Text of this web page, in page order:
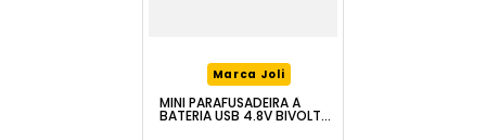
Marca Joli
MINI PARAFUSADEIRA À
BATERIA USB 4.8V BIVOLT